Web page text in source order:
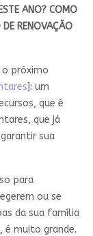
ANO? COMO
RENOVAÇÃO
próximo
]: um
que é
que já
sua
para
ou se
da sua família
é muito grande.